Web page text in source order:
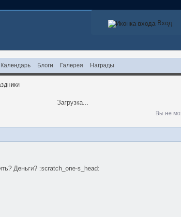
Вход
Календарь Блоги Галерея Награды
Загрузка...
Вы не
Деньги? :scratch_one-s_head: